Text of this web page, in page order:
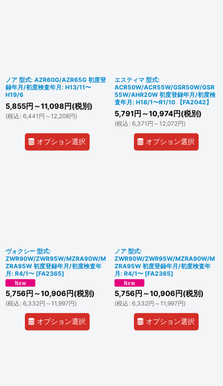
ノア 型式: AZR60G/AZR65G 初度登
録年月/初度検査年月: H13/11〜
H19/6
5,855円 ～11,098 円(税別)
(税込 : 6,441 円 ～12,208円)
オプション選択
エスティマ 型式:
ACR50W/ACR55W/GSR50W/GSR
55W/AHR20W 初度登録年月/初度検
査年月: H18/1〜R1/10 【FA2042】
5,791 円 ～10,974円(税別)
(税込 : 6,371 円 ～12,072円)
オプション選択
ヴォクシー 型式:
ZWR90W/ZWR95W/MZRA90W/M
ZRA95W 初度登録年月/初度検査年
月: R4/1〜 [FA2365]
5,756 円 ～10,906 円(税別)
(税込 : 6,332円 ～11,997円)
オプション選択
ノア 型式:
ZWR90W/ZWR95W/MZRA90W/M
ZRA95W 初度登録年月/初度検査年
月: R4/1〜 [FA2365]
5,756 円 ～10,906 円(税別)
(税込 : 6,332円 ～11,997円)
オプション選択